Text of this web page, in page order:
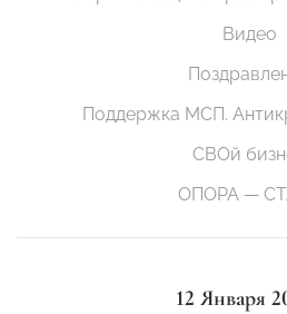
Видео
Поддержка МСП.
СВОй
ОПОРА —
12 Января